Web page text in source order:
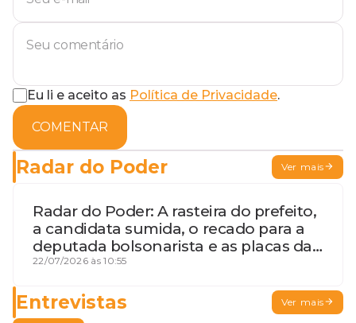
Eu li e aceito as Política de Privacidade.
COMENTAR
Radar do Poder Ver mais
Radar do Poder: A rasteira do prefeito,
a candidata sumida, o recado para a
deputada bolsonarista e as placas da
discórdia
22/07/2026 às 10:55
Entrevistas Ver mais